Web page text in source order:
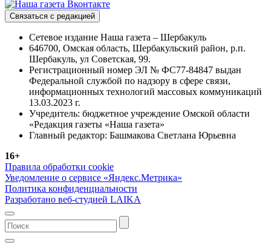
Связаться с редакцией
Сетевое издание Наша газета – Шербакуль
646700, Омская область, Шербакульский район, р.п.
Шербакуль, ул Советская, 99.
Регистрационный номер ЭЛ № ФС77-84847 выдан
Федеральной службой по надзору в сфере связи,
информационных технологий массовых коммуникаций
13.03.2023 г.
Учредитель: бюджетное учреждение Омской области
«Редакция газеты «Наша газета»
Главный редактор: Башмакова Светлана Юрьевна
16+
Правила обработки cookie
Уведомление о сервисе «Яндекс.Метрика»
Политика конфиденциальности
Разработано веб-студией LAIKA